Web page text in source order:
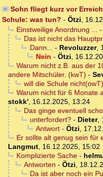
Sohn fliegt kurz vor
Schule: was tun? - Ötzi,
Einstweilige Anordnung ... -
Das ist nicht das
Dann... - Revoluzzer,
Nein - Ötzi,
Warum nicht z.B. aus der
andere Mitschüler. (kwT) -
will die Schule nicht(owT)
Warum nicht für 6 Monate
stokk', 16.12.2025, 13:24
Das ginge eventuell
unterfordert?- Dieter,
Antwort- Ötzi,
Er sollte alt genug sein für
Langmut, 16.12.2025, 15:02
Komplizierte Sache-
Antworten - Ötzi,
Da ist aber noch ein